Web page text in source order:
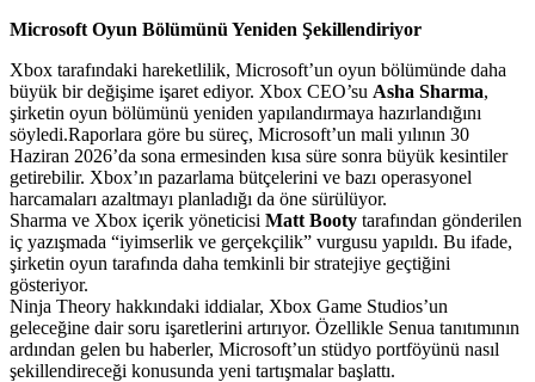
Microsoft Oyun Bölümünü Yeniden Şekillendiriyor
Xbox tarafındaki hareketlilik, Microsoft’un oyun bölümünde daha
büyük bir değişime işaret ediyor. Xbox CEO’su Asha Sharma,
şirketin oyun bölümünü yeniden yapılandırmaya hazırlandığını
söyledi.Raporlara göre bu süreç, Microsoft’un mali yılının 30
Haziran 2026’da sona ermesinden kısa süre sonra büyük kesintiler
getirebilir. Xbox’ın pazarlama bütçelerini ve bazı operasyonel
harcamaları azaltmayı planladığı da öne sürülüyor.
Sharma ve Xbox içerik yöneticisi Matt Booty tarafından gönderilen
iç yazışmada “iyimserlik ve gerçekçilik” vurgusu yapıldı. Bu ifade,
şirketin oyun tarafında daha temkinli bir stratejiye geçtiğini
gösteriyor.
Ninja Theory hakkındaki iddialar, Xbox Game Studios’un
geleceğine dair soru işaretlerini artırıyor. Özellikle Senua tanıtımının
ardından gelen bu haberler, Microsoft’un stüdyo portföyünü nasıl
şekillendireceği konusunda yeni tartışmalar başlattı.